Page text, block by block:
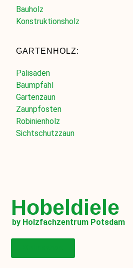
Bauholz
Konstruktionsholz
GARTENHOLZ:
Palisaden
Baumpfahl
Gartenzaun
Zaunpfosten
Robinienholz
Sichtschutzzaun
Hobeldiele
by Holzfachzentrum Potsdam